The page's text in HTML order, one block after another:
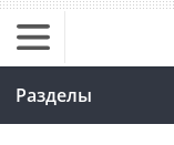
Разделы